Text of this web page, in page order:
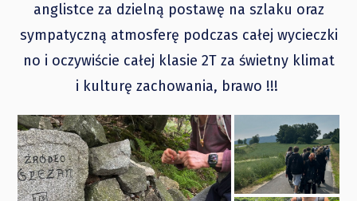
anglistce za dzielną postawę na szlaku oraz
sympatyczną atmosferę podczas całej wycieczki
no i oczywiście całej klasie 2T za świetny klimat
i kulturę zachowania, brawo !!!